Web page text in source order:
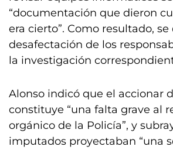
“documentación que dieron
era cierto”. Como resultado, se
desafectación de los
la investigación
Alonso indicó que el accionar
constituye “una falta grave al
orgánico de la Policía”, y
imputados proyectaban “una